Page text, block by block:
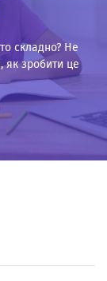
складно? Не
як зробити це